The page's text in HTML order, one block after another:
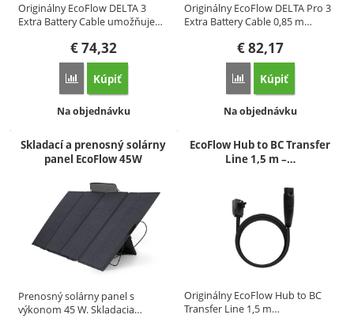
Originálny EcoFlow DELTA 3
Extra Battery Cable umožňuje…
€74,32
Porovnať
Kúpiť
Dostupnosť:
Na objednávku
Originálny EcoFlow DELTA Pro 3
Extra Battery Cable 0,85 m…
€82,17
Porovnať
Kúpiť
Dostupnosť:
Na objednávku
Skladací a prenosný solárny
panel EcoFlow 45W
Prenosný solárny panel s
výkonom 45 W. Skladacia…
EcoFlow Hub to BC Transfer
Line 1,5 m –…
Originálny EcoFlow Hub to BC
Transfer Line 1,5 m…